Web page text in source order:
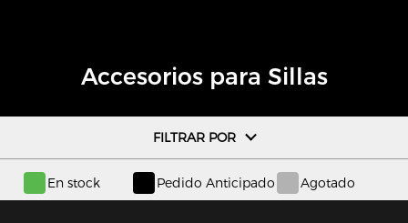
Accesorios para Sillas
FILTRAR POR
En stock Pedido Anticipado Agotado